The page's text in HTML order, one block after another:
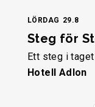
LÖRDAG 29.8
Steg för
Ett steg i
Hotell Adlon